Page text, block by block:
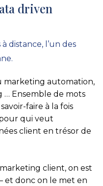
driven
distance, l’un des
marketing automation,
Ensemble de mots
faire à la fois
qui veut
client en trésor de
client, on est
et donc on le met en